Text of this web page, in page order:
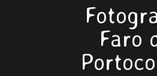
Faro